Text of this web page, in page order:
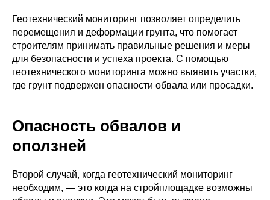
Геотехнический мониторинг позволяет определить
перемещения и деформации грунта, что помогает
строителям принимать правильные решения и меры
для безопасности и успеха проекта. С помощью
геотехнического мониторинга можно выявить участки,
где грунт подвержен опасности обвала или просадки.
Опасность обвалов и
оползней
Второй случай, когда геотехнический мониторинг
необходим, — это когда на стройплощадке возможны